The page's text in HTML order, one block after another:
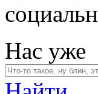
Нас уже